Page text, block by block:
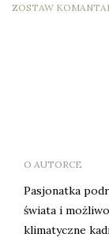
ZOSTAW
O AUTORCE
Pasjonatka
świata i
klimatyczne